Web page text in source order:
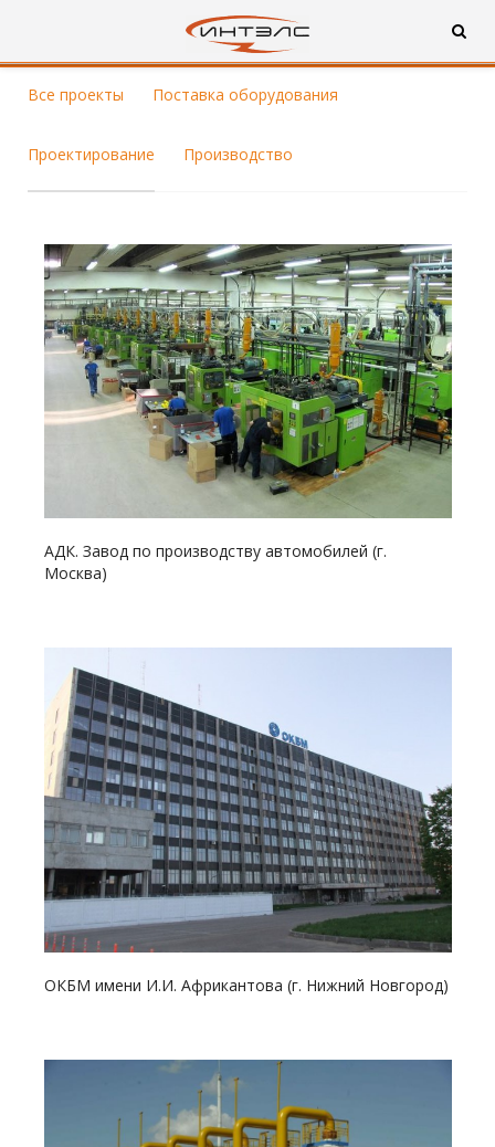
Все проекты Поставка оборудования
Проектирование Производство
Смотреть проект
АДК. Завод по производству автомобилей (г.
Москва)
Смотреть проект
ОКБМ имени И.И. Африкантова (г. Нижний Новгород)